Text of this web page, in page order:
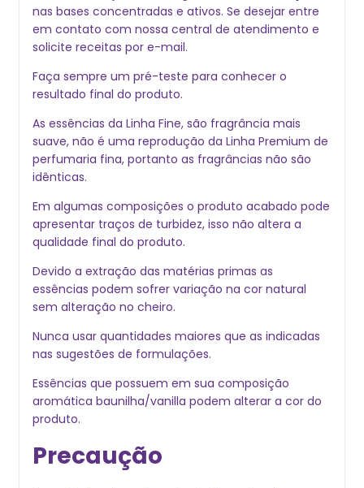
nas bases concentradas e ativos. Se desejar entre
em contato com nossa central de atendimento e
solicite receitas por e-mail.
Faça sempre um pré-teste para conhecer o
resultado final do produto.
As essências da Linha Fine, são fragrância mais
suave, não é uma reprodução da Linha Premium de
perfumaria fina, portanto as fragrâncias não são
idênticas.
Em algumas composições o produto acabado pode
apresentar traços de turbidez, isso não altera a
qualidade final do produto.
Devido a extração das matérias primas as
essências podem sofrer variação na cor natural
sem alteração no cheiro.
Nunca usar quantidades maiores que as indicadas
nas sugestões de formulações.
Essências que possuem em sua composição
aromática baunilha/vanilla podem alterar a cor do
produto.
Precaução